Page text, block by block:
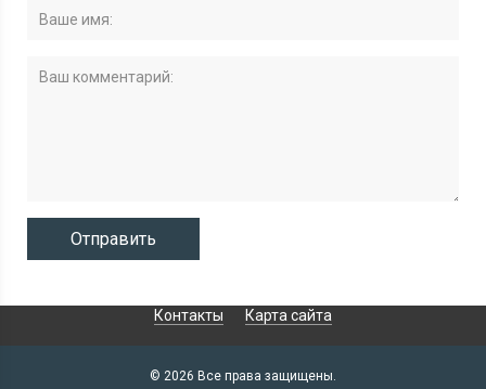
Контакты Карта сайта
© 2026 Все права защищены.